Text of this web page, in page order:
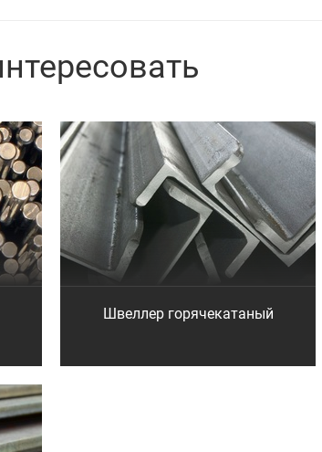
Швеллер горячекатаный